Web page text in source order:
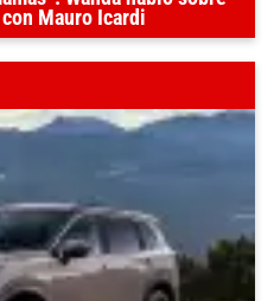
Mauro Icardi